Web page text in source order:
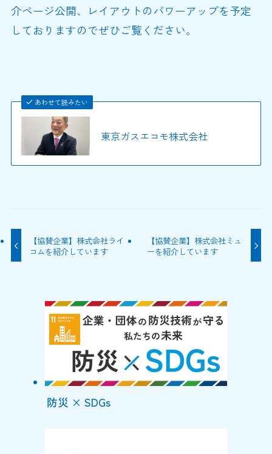
介ページ公開、レイアウトのパワーアップを予定
しておりますのでぜひご覧ください。
あわせて読みたい
東京ガスエコモ株式会社
【協賛企業】株式会社ライ
コムを紹介しています
【協賛企業】株式会社ミュ
ーを紹介しています
防災 × SDGs